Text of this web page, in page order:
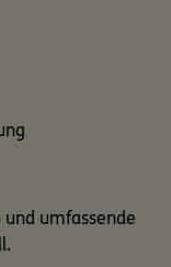
umfassende